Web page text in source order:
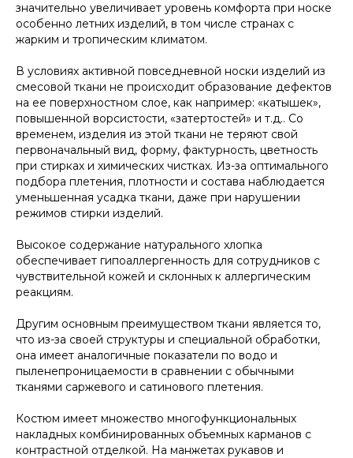
значительно увеличивает уровень комфорта при носке
особенно летних изделий, в том числе странах с
жарким и тропическим климатом.
В условиях активной повседневной носки изделий из
смесовой ткани не происходит образование дефектов
на ее поверхностном слое, как например: «катышек»,
повышенной ворсистости, «затертостей» и т.д.. Со
временем, изделия из этой ткани не теряют свой
первоначальный вид, форму, фактурность, цветность
при стирках и химических чистках. Из-за оптимального
подбора плетения, плотности и состава наблюдается
уменьшенная усадка ткани, даже при нарушении
режимов стирки изделий.
Высокое содержание натурального хлопка
обеспечивает гипоаллергенность для сотрудников с
чувствительной кожей и склонных к аллергическим
реакциям.
Другим основным преимуществом ткани является то,
что из-за своей структуры и специальной обработки,
она имеет аналогичные показатели по водо и
пыленепроницаемости в сравнении с обычными
тканями саржевого и сатинового плетения.
Костюм имеет множество многофункциональных
накладных комбинированных объемных карманов с
контрастной отделкой. На манжетах рукавов и